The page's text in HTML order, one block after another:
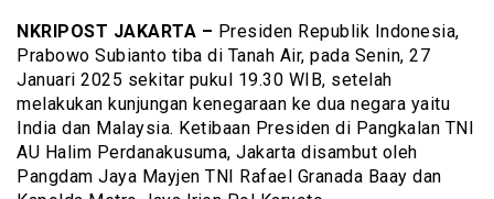
NKRIPOST JAKARTA – Presiden Republik Indonesia,
Prabowo Subianto tiba di Tanah Air, pada Senin, 27
Januari 2025 sekitar pukul 19.30 WIB, setelah
melakukan kunjungan kenegaraan ke dua negara yaitu
India dan Malaysia. Ketibaan Presiden di Pangkalan TNI
AU Halim Perdanakusuma, Jakarta disambut oleh
Pangdam Jaya Mayjen TNI Rafael Granada Baay dan